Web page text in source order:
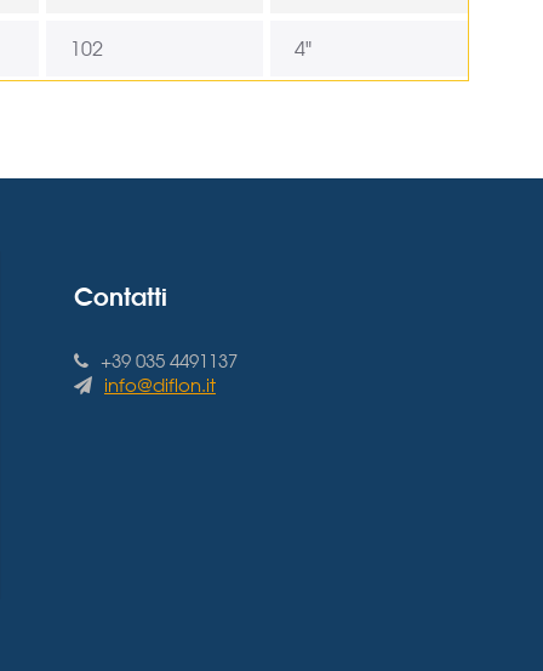
102 4"
Contatti
+39 035 4491137
info@diflon.it